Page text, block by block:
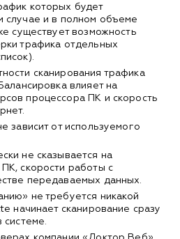
которых будет
случае и в полном объеме
существует возможность
трафика отдельных
сканирования трафика
влияет на
процессора ПК и скорость
зависит от используемого
не сказывается на
скорости работы с
передаваемых данных.
не требуется никакой
начинает сканирование сразу
системе.